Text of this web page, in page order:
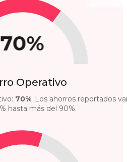
70%
Operativo
70%. Los ahorros reportados
hasta más del 90%.